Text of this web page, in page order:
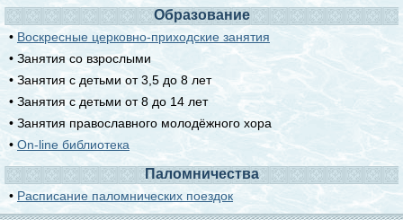
Образование
• Воскресные церковно-приходские занятия
• Занятия со взрослыми
• Занятия с детьми от 3,5 до 8 лет
• Занятия с детьми от 8 до 14 лет
• Занятия православного молодёжного хора
• On-line библиотека
Паломничества
• Расписание паломнических поездок